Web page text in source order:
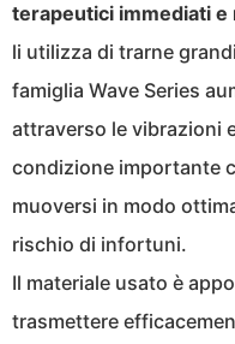
terapeutici immediati e
li utilizza di trarne
famiglia Wave Series
attraverso le vibrazioni
condizione importante
muoversi in modo
rischio di infortuni.
Il materiale usato è
trasmettere